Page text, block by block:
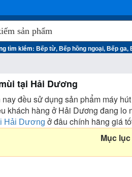
tìm kiếm: Bếp từ, Bếp hồng ngoại, Bếp ga,
tại Hải Dương
đều sử dụng sản phẩm máy
khách hàng ở Hải Dương đang
Hải Dương ở đâu chính hãng giá
Mục lục